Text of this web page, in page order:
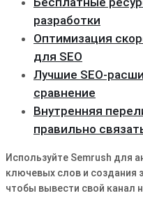
разработки
Оптимизация
для SEO
Лучшие SEO-
сравнение
Внутренняя
правильно
Используйте Semrush для
ключевых слов и создания
чтобы вывести свой канал